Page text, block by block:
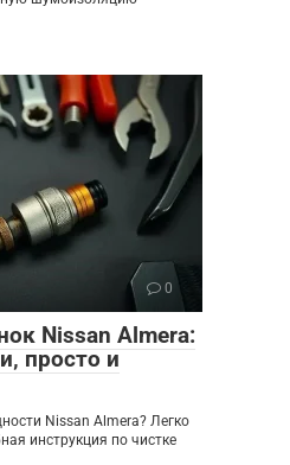
0
Nissan Almera:
просто и
Nissan Almera? Легко
инструкция по чистке